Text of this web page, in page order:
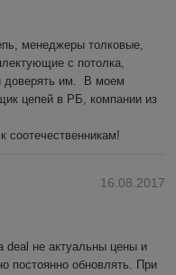
менеджеры толковые,
с потолка,
доверять им.  В моем
цепей в РБ, компании из
соотечественникам!
16.08.2017
deal не актуальны цены и
постоянно обновлять. При